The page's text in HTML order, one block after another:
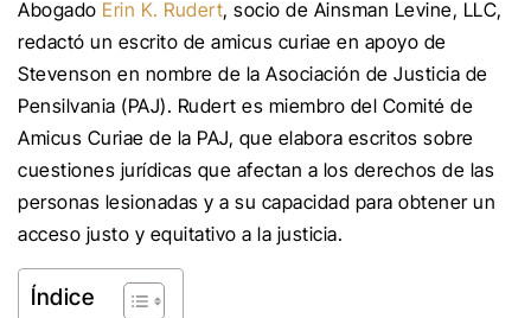
Abogado Erin K. Rudert, socio de Ainsman Levine, LLC,
redactó un escrito de amicus curiae en apoyo de
Stevenson en nombre de la Asociación de Justicia de
Pensilvania (PAJ). Rudert es miembro del Comité de
Amicus Curiae de la PAJ, que elabora escritos sobre
cuestiones jurídicas que afectan a los derechos de las
personas lesionadas y a su capacidad para obtener un
acceso justo y equitativo a la justicia.
Índice